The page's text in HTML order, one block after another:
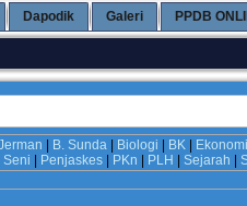
Dapodik Galeri PPDB
B. Sunda Biologi BK
Ekonomi
Seni Penjaskes| PKn PLH Sejarah